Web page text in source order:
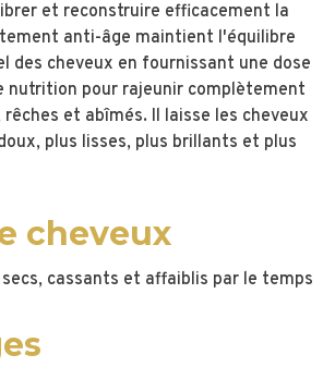
et reconstruire efficacement la
anti-âge maintient l'équilibre
des cheveux en fournissant une dose
nutrition pour rajeunir complètement
rêches et abîmés. Il laisse les cheveux
plus lisses, plus brillants et plus
cheveux
cassants et affaiblis par le temps